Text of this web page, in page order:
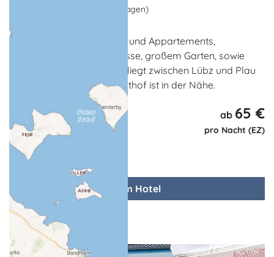
Barkow (Gemeinde Barkhagen)
Das Gutshaus mit Zimmer und Appartements,
Frühstücksraum mit Terrasse, großem Garten, sowie
Kanu- und Fahrradverleih liegt zwischen Lübz und Plau
am Fluß Elde. Ein Landgasthof ist in der Nähe.
ab 65 €
pro Nacht (EZ)
zum Hotel